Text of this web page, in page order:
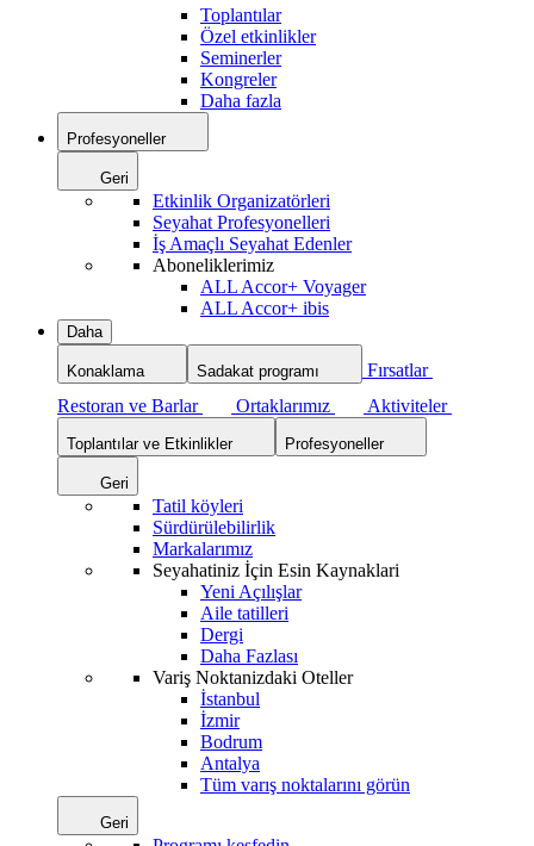
Toplantılar
Özel etkinlikler
Seminerler
Kongreler
Daha fazla
Profesyoneller
Geri
Etkinlik Organizatörleri
Seyahat Profesyonelleri
İş Amaçlı Seyahat Edenler
Aboneliklerimiz
ALL Accor+ Voyager
ALL Accor+ ibis
Daha
Konaklama Sadakat programı
Fırsatlar
Restoran ve Barlar
Ortaklarımız Aktiviteler
Toplantılar ve Etkinlikler Profesyoneller
Geri
Tatil köyleri
Sürdürülebilirlik
Markalarımız
Seyahatiniz İçin Esin Kaynaklari
Yeni Açılışlar
Aile tatilleri
Dergi
Daha Fazlası
Variş Noktanizdaki Oteller
İstanbul
İzmir
Bodrum
Antalya
Tüm varış noktalarını görün
Geri